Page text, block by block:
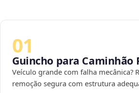
01
Guincho para Caminhão
Veículo grande com falha mecânica?
remoção segura com estrutura